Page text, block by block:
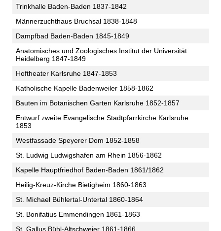
Trinkhalle Baden-Baden 1837-1842
Männerzuchthaus Bruchsal 1838-1848
Dampfbad Baden-Baden 1845-1849
Anatomisches und Zoologisches Institut der Universität
Heidelberg 1847-1849
Hoftheater Karlsruhe 1847-1853
Katholische Kapelle Badenweiler 1858-1862
Bauten im Botanischen Garten Karlsruhe 1852-1857
Entwurf zweite Evangelische Stadtpfarrkirche Karlsruhe
1853
Westfassade Speyerer Dom 1852-1858
St. Ludwig Ludwigshafen am Rhein 1856-1862
Kapelle Hauptfriedhof Baden-Baden 1861/1862
Heilig-Kreuz-Kirche Bietigheim 1860-1863
St. Michael Bühlertal-Untertal 1860-1864
St. Bonifatius Emmendingen 1861-1863
St. Gallus Bühl-Altschweier 1861-1866